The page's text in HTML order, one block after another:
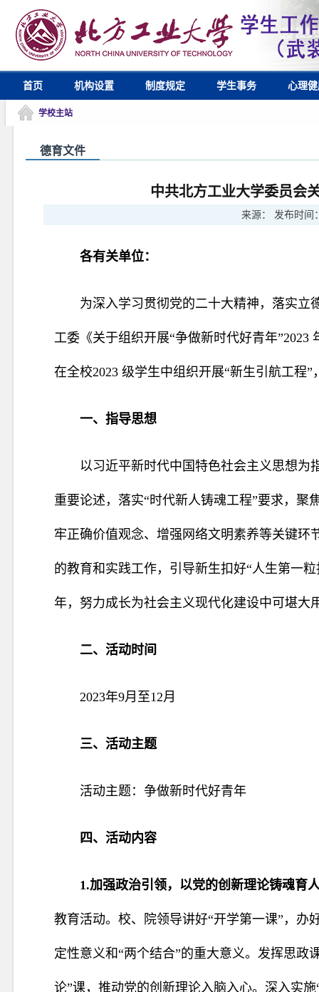
首页 机构设置 制度规定 学生事务 心理
学校主站
德育文件
中共北方工业大学委员会
来源： 发布时间
各有关单位：
为深入学习贯彻党的二十大精神，落实立
工委《关于组织开展“争做新时代好青年
在全校2023 级学生中组织开展“新生引航工程”
一、指导思想
以习近平新时代中国特色社会主义思想为
重要论述，落实“时代新人铸魂工程”要求，
牢正确价值观念、增强网络文明素养等关键
的教育和实践工作，引导新生扣好“人生第一
年，努力成长为社会主义现代化建设中可堪大
二、活动时间
2023年9月至12月
三、活动主题
活动主题：争做新时代好青年
四、活动内容
1.加强政治引领，以党的创新理论铸魂育
教育活动。校、院领导讲好“开学第一课”，办
定性意义和“两个结合”的重大意义。发挥思政
论”课，推动党的创新理论入脑入心。深入实